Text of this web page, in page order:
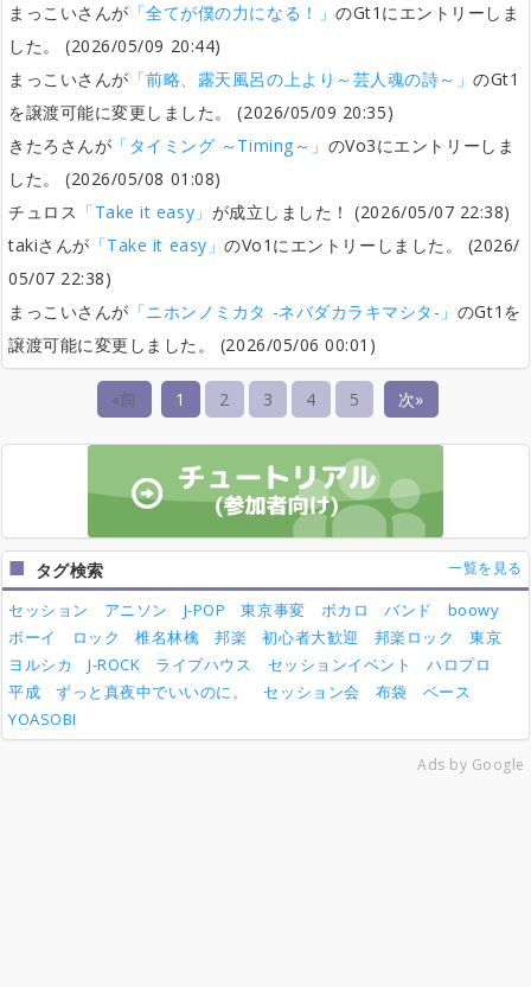
まっこいさんが 「全てが僕の力になる！」のGt1にエントリーしま
した。 (2026/05/09 20:44)
まっこいさんが 「前略、露天風呂の上より～芸人魂の詩～」のGt1
を譲渡可能に変更しました。 (2026/05/09 20:35)
きたろさんが 「タイミング ～Timing～」 のVo3にエントリーしま
した。 (2026/05/08 01:08)
チュロス 「Take it easy」 が成立しました！ (2026/05/07 22:38)
takiさんが 「Take it easy」のVo1にエントリーしました。 (2026/
05/07 22:38)
まっこいさんが 「ニホンノミカタ -ネバダカラキマシタ-」 のGt1を
譲渡可能に変更しました。 (2026/05/06 00:01)
«前 1 2 3 4 5 次»
タグ検索 一覧を見る
セッション アニソン J-POP 東京事変 ボカロ バンド
boowy
ボーイ
ロック 椎名林檎 邦楽 初心者大歓迎 邦楽ロック
東京
ヨルシカ
J-ROCK ライブハウス セッションイベント
ハロプロ
平成
ずっと真夜中でいいのに。 セッション会 布袋
ベース
YOASOBI
Ads by Google